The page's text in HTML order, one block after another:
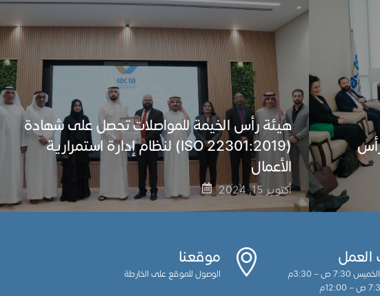
هيئة رأس الخيمة للمواصلات تحصل على شهادة
(22301:2019 ISO) لنظام إدارة استمرارية
الأعمال
أكتوبر 15, 2024
العمل
ص – 3:30م
موقعنا
الوصول للموقع على الخارطة